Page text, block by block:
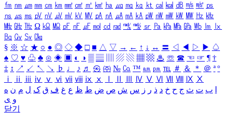
㎙ ㎚ ㎛ ㎜ ㎝ ㎞ ㎟ ㎠ ㎡ ㎢ ㏊ ㎍ ㎎ ㎏ ㏏ ㎈ ㎉ ㏈ ㎧ ㎨ ㎰
㎱ ㎲ ㎳ ㎴ ㎵ ㎶ ㎷ ㎸ ㎹ ㎀ ㎁ ㎂ ㎃ ㎄ ㎺ ㎻ ㎽ ㎾ ㎿ ㎐ ㎑
㎒ ㎓ ㎔ Ω ㏀ ㏁ ㎊ ㎋ ㎌ ㏖ ㏅ ㎭ ㎮ ㎯ ㏛ ㎩ ㎪ ㎫ ㎬ ㏝ ㏐
㏓
㏃ ㏉ ㏜ ㏆
§ ※ ☆ ★ ○ ● ◎ ◇ ◆ □ ■ △ ▽ → ← ↑ ↓ ↔ 〓 ◁ ◀ ▷ ▶ ♤
♠ ♡ ♥ ♧ ♣ ⊙ ◈ ▣ ◐ ◑ ▒ ▤ ▨ ▧ ▦ ▩ ♨ ☏ ☎ ☜ ☞ ¶ †
‡ ↕ ↗ ↙ ↖ ↘ ♭ ♩ ♪ ♬ ㉿ ㈜ № ㏇ ™ ㏂ ㏘ ℡ ＃ ＆ ＊ ＠ ª º
ⅰ
ⅱ ⅲ ⅳ ⅴ ⅵ ⅶ ⅷ ⅸ ⅹ Ⅳ Ⅴ Ⅵ Ⅶ Ⅷ Ⅸ Ⅹ
ب ت ث ج ح خ د ذ ر ز س ش ص ض ط ظ ع غ ف ق ک ل م ن ه
و ی
닫기